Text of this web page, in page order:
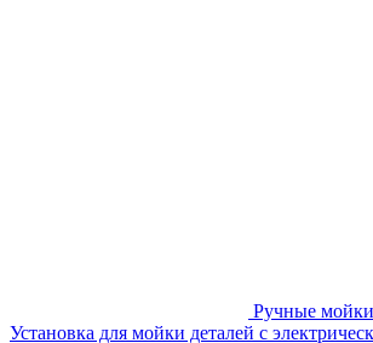
Ручные мойки
Установка для мойки деталей с